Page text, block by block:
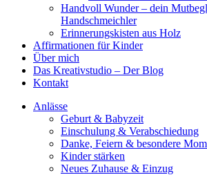
Handvoll Wunder – dein
Handschmeichler
Erinnerungskisten aus Holz
Affirmationen für Kinder
Über mich
Das Kreativstudio – Der Blog
Kontakt
Anlässe
Geburt & Babyzeit
Einschulung & Verabschiedung
Danke, Feiern & besondere
Kinder stärken
Neues Zuhause & Einzug